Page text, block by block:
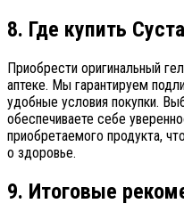
8. Где купить
Приобрести оригинальный
аптеке. Мы гарантируем
удобные условия покупки.
обеспечиваете себе
приобретаемого продукта,
о здоровье.
9. Итоговые